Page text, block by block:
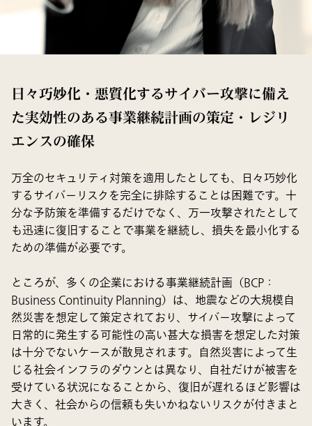
日々巧妙化・悪質化するサイバー攻撃に備え
た実効性のある事業継続計画の策定・レジリ
エンスの確保
万全のセキュリティ対策を適用したとしても、日々巧妙化
するサイバーリスクを完全に排除することは困難です。十
分な予防策を準備するだけでなく、万一攻撃されたとして
も迅速に復旧することで事業を継続し、損失を最小化する
ための準備が必要です。
ところが、多くの企業における事業継続計画（BCP：
Business Continuity Planning）は、地震などの大規模自
然災害を想定して策定されており、サイバー攻撃によって
日常的に発生する可能性の高い甚大な損害を想定した対策
は十分でないケースが散見されます。自然災害によって生
じる社会インフラのダウンとは異なり、自社だけが被害を
受けている状況になることから、復旧が遅れるほど影響は
大きく、社会からの信頼も失いかねないリスクが付きまと